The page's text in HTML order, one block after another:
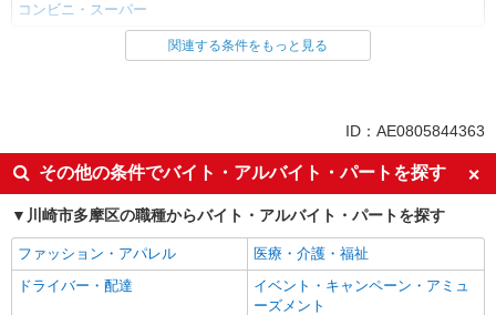
コンビニ・スーパー
同じ雇用形態から宿河原駅の求人を探す
フリーター歓迎
ミドル（40代～）活躍中
エルダー（50代～）活躍中
シニア（60代～）活躍中
ボーナス・賞与あり
昇給あり
週2～3日勤務OK
扶養内勤務OK
交通費支給
関連する条件をもっと見る
ID：AE0805844363
その他の条件でバイト・アルバイト・パートを探す
川崎市多摩区の職種からバイト・アルバイト・パートを探す
ファッション・アパレル
医療・介護・福祉
ドライバー・配達
イベント・キャンペーン・アミュ
ーズメント